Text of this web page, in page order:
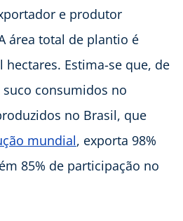
e produtor
área total de plantio é
Estima-se que, de
consumidos no
no Brasil, que
mundial, exporta 98%
85% de participação no